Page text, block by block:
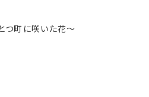
つ町に咲いた花～